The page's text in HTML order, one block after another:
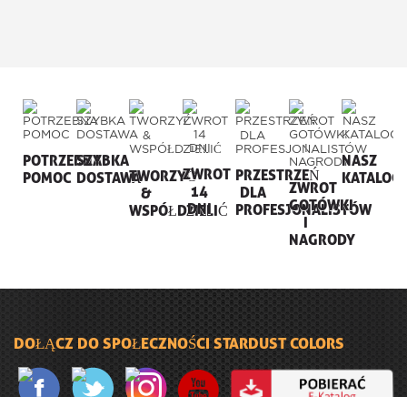
POTRZEBNA
POMOC
SZYBKA
DOSTAWATWORZYĆ
&
WSPÓŁDZIELIĆ
ZWROT
14
DNI
PRZESTRZEŃ
DLA
PROFESJONALISTÓW
ZWROT
GOTÓWKI
I
NAGRODY
NASZ
KATALOG
DOŁĄCZ DO SPOŁECZNOŚCI STARDUST COLORS